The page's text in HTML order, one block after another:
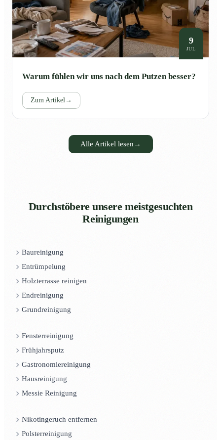
9
JUL
Warum fühlen wir uns nach dem Putzen besser?
Zum Artikel→
Alle Artikel lesen →
Durchstöbere unsere meistgesuchten
Reinigungen
Baureinigung
Entrümpelung
Holzterrasse reinigen
Endreinigung
Grundreinigung
Fensterreinigung
Frühjahrsputz
Gastronomiereinigung
Hausreinigung
Messie Reinigung
Nikotingeruch entfernen
Polsterreinigung